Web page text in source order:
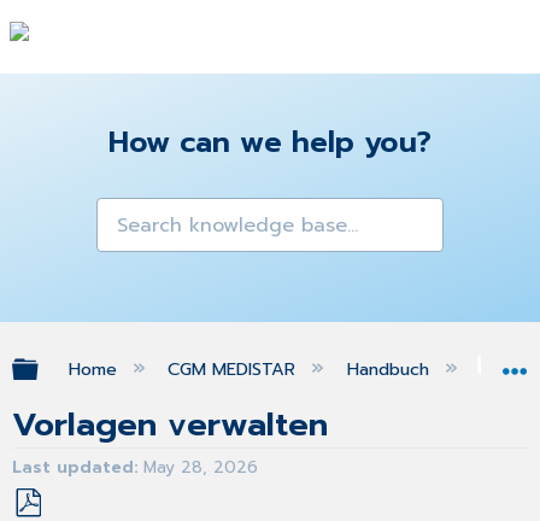
How can we help you?
Expand/collapse global hierarchy
Home CGM MEDISTAR Handbuch
Vorlagen verwalten
Last updated May 28, 2026